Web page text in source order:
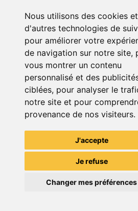
Nous utilisons des cookies et
d'autres technologies de
pour améliorer votre
de navigation sur notre site,
vous montrer un contenu
personnalisé et des
ciblées, pour analyser le
notre site et pour
provenance de nos visiteurs.
J'accepte
Je refuse
Changer mes préférences
3.00€ 0
Lot de 2 booster trading card Mandalorian
Voir tous les articles
Grenier du
Télécharge notre app pour une
Télécharger